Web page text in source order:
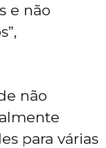
e não
não
para várias